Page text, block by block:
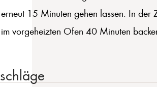
15 Minuten gehen lassen. In
vorgeheizten Ofen 40 Minuten